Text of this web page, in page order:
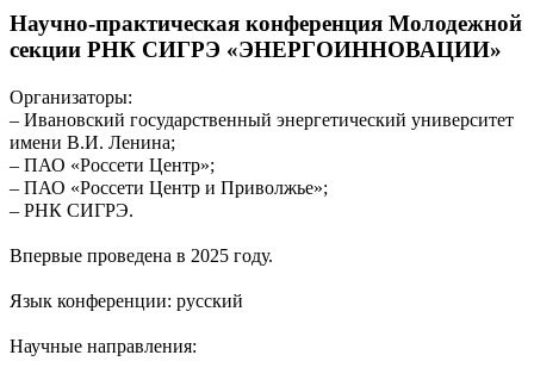
Научно-практическая конференция Молодежной
секции РНК СИГРЭ «ЭНЕРГОИННОВАЦИИ»
Организаторы:
– Ивановский государственный энергетический университет
имени В.И. Ленина;
– ПАО «Россети Центр»;
– ПАО «Россети Центр и Приволжье»;
– РНК СИГРЭ.
Впервые проведена в 2025 году.
Язык конференции: русский
Научные направления: